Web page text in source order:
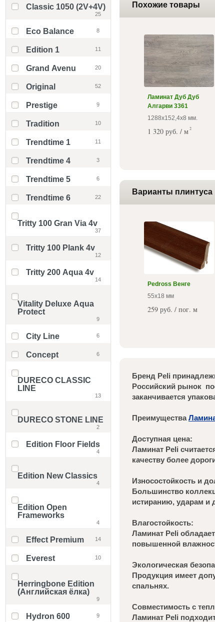
Похожие товары
Ламинат Дуб Дуб
Алгарви 3361
1288х152,4х8 мм.
1 320 руб. / м 2
Варианты плинтуса
Pedross Венге
55x18 мм
259 руб. / пог. м
Бренд Peli
Российский рынок
заканчивается
Преимущества
Доступная цена:
Ламинат Peli
качеству более
Износостойкость и
Большинство
истиранию, ударам и
Влагостойкость:
Ламинат Peli
повышенной
Экологическая
Продукция имеет
спальнях.
Совместимость с
Ламинат Peli
Classic 1050 (2V+4V)
25
Eco Balance 8
Edition 1 11
Grand Avenu 20
Original 52
Prestige 9
Tradition 10
Trendtime 1 11
Trendtime 4 3
Trendtime 5 6
Trendtime 6 22
Tritty 100 Gran Via 4v
37
Tritty 100 Plank 4v
12
Tritty 200 Aqua 4v
14
Vitality Deluxe Aqua
Protect
9
City Line 6
Concept 6
DURECO CLASSIC
LINE
13
DURECO STONE LINE
2
Edition Floor Fields
4
Edition New Classics
4
Edition Open
Frameworks
4
Effect Premium 14
Everest 10
Herringbone Edition
(Английская ёлка)
9
Hydron 600 9